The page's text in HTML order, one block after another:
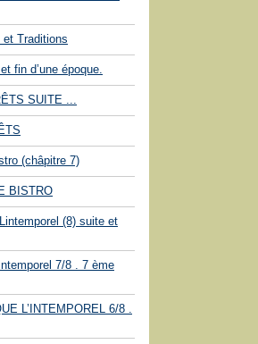
et Traditions
fin d’une époque.
SUITE ...
(châpitre 7)
BISTRO
(8) suite et
7/8 . 7 ème
L’INTEMPOREL 6/8 .